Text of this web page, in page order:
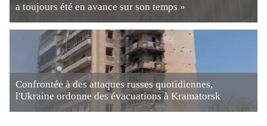
a toujours été en avance sur son temps »
Confrontée à des attaques russes quotidiennes,
l'Ukraine ordonne des évacuations à Kramatorsk